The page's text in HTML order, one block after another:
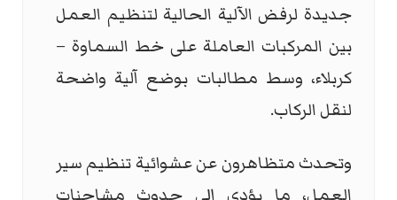
جديدة لرفض الآلية الحالية لتنظيم العمل
بين المركبات العاملة على خط السماوة –
كربلاء، وسط مطالبات بوضع آلية واضحة
لنقل الركاب.
وتحدث متظاهرون عن عشوائية تنظيم سير
العمل، ما يؤدي إلى حدوث مشاحنات